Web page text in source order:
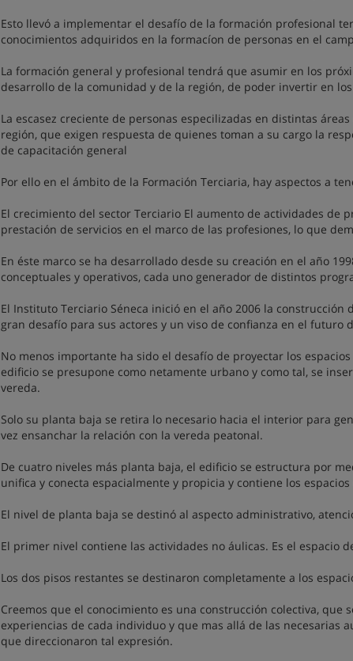
Esto llevó a implementar el desafío de la formación profesional
conocimientos adquiridos en la formacíon de personas en el
La formación general y profesional tendrá que asumir en los
desarrollo de la comunidad y de la región, de poder invertir en
La escasez creciente de personas especilizadas en distintas
región, que exigen respuesta de quienes toman a su cargo la
de capacitación general
Por ello en el ámbito de la Formación Terciaria, hay aspectos a
El crecimiento del sector Terciario El aumento de actividades de
prestación de servicios en el marco de las profesiones, lo que
En éste marco se ha desarrollado desde su creación en el año
conceptuales y operativos, cada uno generador de distintos
El Instituto Terciario Séneca inició en el año 2006 la
gran desafío para sus actores y un viso de confianza en el futuro
No menos importante ha sido el desafío de proyectar los
edificio se presupone como netamente urbano y como tal, se
vereda.
Solo su planta baja se retira lo necesario hacia el interior para
vez ensanchar la relación con la vereda peatonal.
De cuatro niveles más planta baja, el edificio se estructura por
unifica y conecta espacialmente y propicia y contiene los
El nivel de planta baja se destinó al aspecto administrativo,
El primer nivel contiene las actividades no áulicas. Es el espacio
Los dos pisos restantes se destinaron completamente a los
Creemos que el conocimiento es una construcción colectiva,
experiencias de cada individuo y que mas allá de las necesarias
que direccionaron tal expresión.